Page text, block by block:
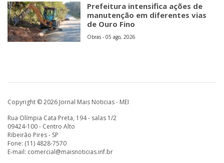
Prefeitura intensifica ações de
manutenção em diferentes vias
de Ouro Fino
Obras - 05 ago, 2026
Copyright © 2026 Jornal Mais Noticias - MEI
Rua Olímpia Cata Preta, 194 - salas 1/2
09424-100 - Centro Alto
Ribeirão Pires - SP
Fone: (11) 4828-7570
E-mail: comercial@maisnoticias.inf.br